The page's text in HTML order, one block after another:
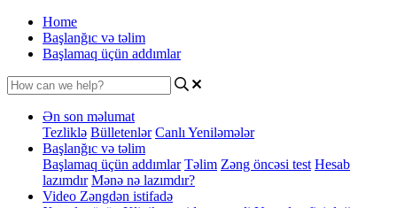
Home
Başlanğıc və təlim
Başlamaq üçün addımlar
Ən son məlumat
Tezliklə Bülletenlər Canlı Yeniləmələr
Başlanğıc və təlim
Başlamaq üçün addımlar Təlim Zəng öncəsi test Hesab
lazımdır Mənə nə lazımdır?
Video Zəngdən istifadə